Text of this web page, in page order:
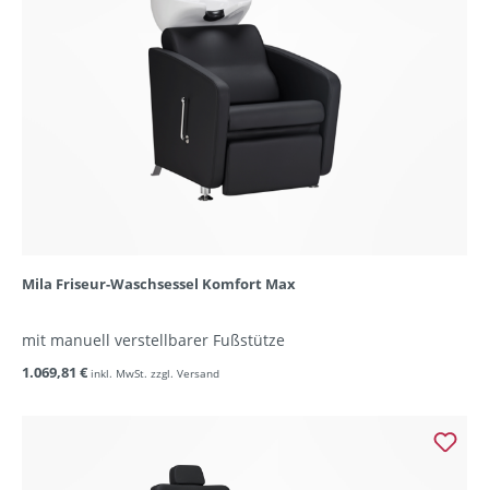
Mila Friseur-Waschsessel Komfort Max
mit manuell verstellbarer Fußstütze
1.069,81 € inkl. MwSt. zzgl. Versand